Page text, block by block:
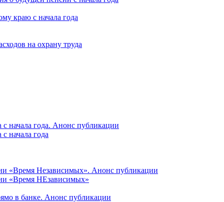
краю с начала года
на охрану труда
начала года. Анонс публикации
начала года
«Время Независимых». Анонс публикации
«Время НЕзависимых»
в банке. Анонс публикации